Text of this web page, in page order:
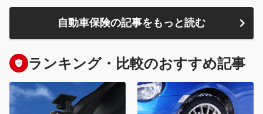
自動車保険の記事をもっと読む
ランキング・比較のおすすめ記事